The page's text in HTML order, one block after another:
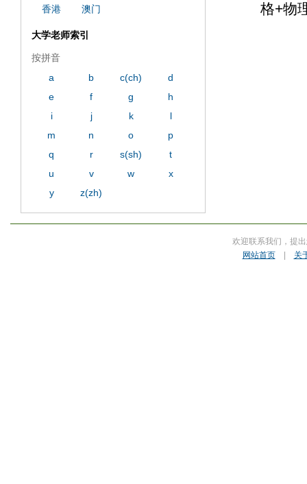
格+物
香港
澳门
大学老师索引
按拼音
a
b c(ch)
d
e
f g
h
i
j k
l
m
n o
p
q
r s(sh)
t
u
v w
x
y
z(zh)
欢迎联系我们，提
网站首页| 关